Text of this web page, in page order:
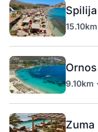
9.10km
Zuma